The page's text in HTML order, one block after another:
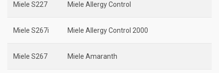
Miele S227 Miele Allergy Control
Miele S267i Miele Allergy Control 2000
Miele S267 Miele Amaranth